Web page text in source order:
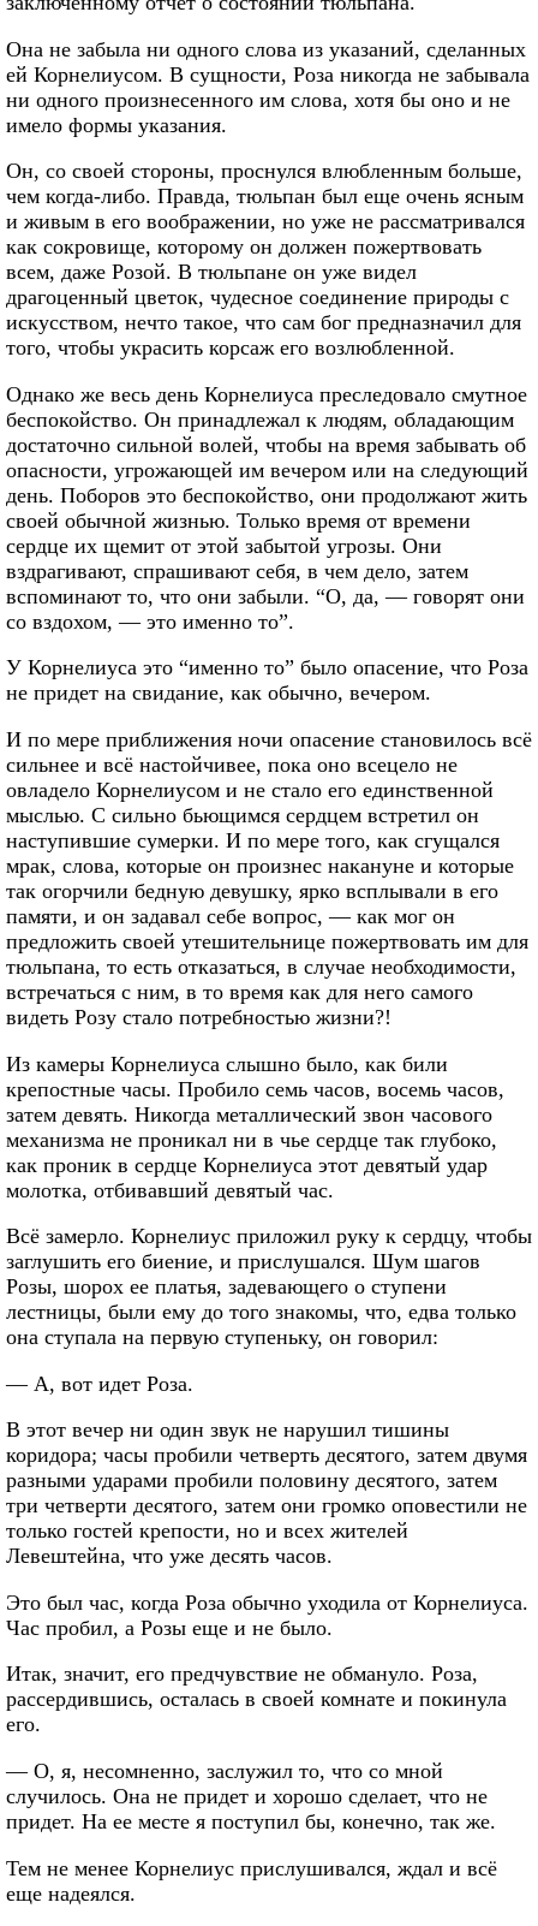
Она не забыла ни одного слова из указаний, сделанных
ей Корнелиусом. В сущности, Роза никогда не забывала
ни одного произнесенного им слова, хотя бы оно и не
имело формы указания.
Он, со своей стороны, проснулся влюбленным больше,
чем когда-либо. Правда, тюльпан был еще очень ясным
и живым в его воображении, но уже не рассматривался
как сокровище, которому он должен пожертвовать
всем, даже Розой. В тюльпане он уже видел
драгоценный цветок, чудесное соединение природы с
искусством, нечто такое, что сам бог предназначил для
того, чтобы украсить корсаж его возлюбленной.
Однако же весь день Корнелиуса преследовало смутное
беспокойство. Он принадлежал к людям, обладающим
достаточно сильной волей, чтобы на время забывать об
опасности, угрожающей им вечером или на следующий
день. Поборов это беспокойство, они продолжают жить
своей обычной жизнью. Только время от времени
сердце их щемит от этой забытой угрозы. Они
вздрагивают, спрашивают себя, в чем дело, затем
вспоминают то, что они забыли. “О, да, — говорят они
со вздохом, — это именно то”.
У Корнелиуса это “именно то” было опасение, что Роза
не придет на свидание, как обычно, вечером.
И по мере приближения ночи опасение становилось всё
сильнее и всё настойчивее, пока оно всецело не
овладело Корнелиусом и не стало его единственной
мыслью. С сильно бьющимся сердцем встретил он
наступившие сумерки. И по мере того, как сгущался
мрак, слова, которые он произнес накануне и которые
так огорчили бедную девушку, ярко всплывали в его
памяти, и он задавал себе вопрос, — как мог он
предложить своей утешительнице пожертвовать им для
тюльпана, то есть отказаться, в случае необходимости,
встречаться с ним, в то время как для него самого
видеть Розу стало потребностью жизни?!
Из камеры Корнелиуса слышно было, как били
крепостные часы. Пробило семь часов, восемь часов,
затем девять. Никогда металлический звон часового
механизма не проникал ни в чье сердце так глубоко,
как проник в сердце Корнелиуса этот девятый удар
молотка, отбивавший девятый час.
Всё замерло. Корнелиус приложил руку к сердцу, чтобы
заглушить его биение, и прислушался. Шум шагов
Розы, шорох ее платья, задевающего о ступени
лестницы, были ему до того знакомы, что, едва только
она ступала на первую ступеньку, он говорил:
— А, вот идет Роза.
В этот вечер ни один звук не нарушил тишины
коридора; часы пробили четверть десятого, затем двумя
разными ударами пробили половину десятого, затем
три четверти десятого, затем они громко оповестили не
только гостей крепости, но и всех жителей
Левештейна, что уже десять часов.
Это был час, когда Роза обычно уходила от Корнелиуса.
Час пробил, а Розы еще и не было.
Итак, значит, его предчувствие не обмануло. Роза,
рассердившись, осталась в своей комнате и покинула
его.
— О, я, несомненно, заслужил то, что со мной
случилось. Она не придет и хорошо сделает, что не
придет. На ее месте я поступил бы, конечно, так же.
Тем не менее Корнелиус прислушивался, ждал и всё
еще надеялся.